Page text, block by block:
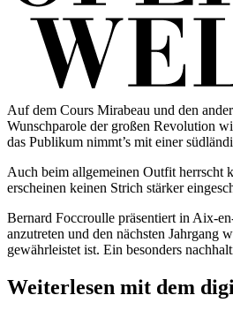
Auf dem Cours Mirabeau und den
Wunschparole der großen Revolution
das Publikum nimmt’s mit einer
Auch beim allge­meinen Outfit herrscht
erscheinen keinen Strich stärker
Bernard Foccroulle präsentiert in Aix-
anzutreten und den nächsten Jahrgang
gewährleistet ist. Ein besonders
Weiterlesen mit dem